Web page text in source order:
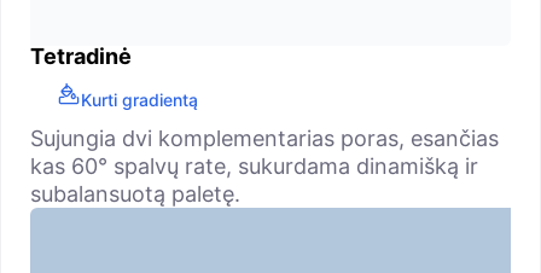
Tetradinė
Kurti gradientą
Sujungia dvi komplementarias poras, esančias
kas 60° spalvų rate, sukurdama dinamišką ir
subalansuotą paletę.